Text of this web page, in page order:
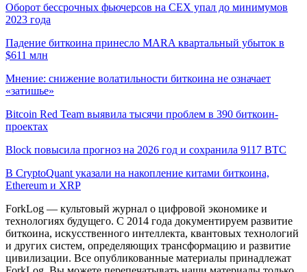
Оборот бессрочных фьючерсов на CEX упал до минимумов
2023 года
Падение биткоина принесло MARA квартальный убыток в
$611 млн
Мнение: снижение волатильности биткоина не означает
«затишье»
Bitcoin Red Team выявила тысячи проблем в 390 биткоин-
проектах
Block повысила прогноз на 2026 год и сохранила 9117 BTC
В CryptoQuant указали на накопление китами биткоина,
Ethereum и XRP
ForkLog — культовый журнал о цифровой экономике и
технологиях будущего. С 2014 года документируем развитие
биткоина, искусственного интеллекта, квантовых технологий
и других систем, определяющих трансформацию и развитие
цивилизации. Все опубликованные материалы принадлежат